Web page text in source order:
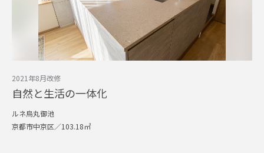
2021年8月改修
自然と生活の一体化
ルネ烏丸御池
京都市中京区／103.18㎡